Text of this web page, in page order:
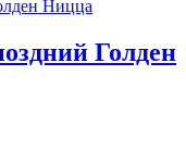
Голден